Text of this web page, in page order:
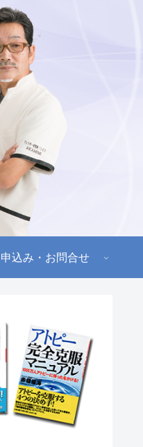
込み・お問合せ